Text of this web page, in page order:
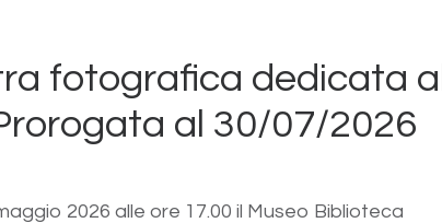
fotografica dedicata al
al 30/07/2026
2026 alle ore 17.00 il Museo Biblioteca